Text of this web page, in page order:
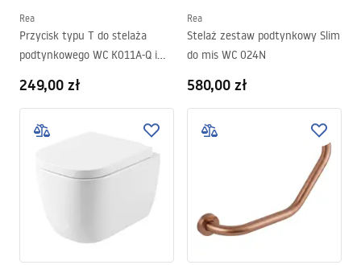
Rea
Przycisk typu T do stelaża
podtynkowego WC K011A-Q i
249,00 zł
Rea
Stelaż zestaw podtynkowy Slim
do mis WC 024N
580,00 zł